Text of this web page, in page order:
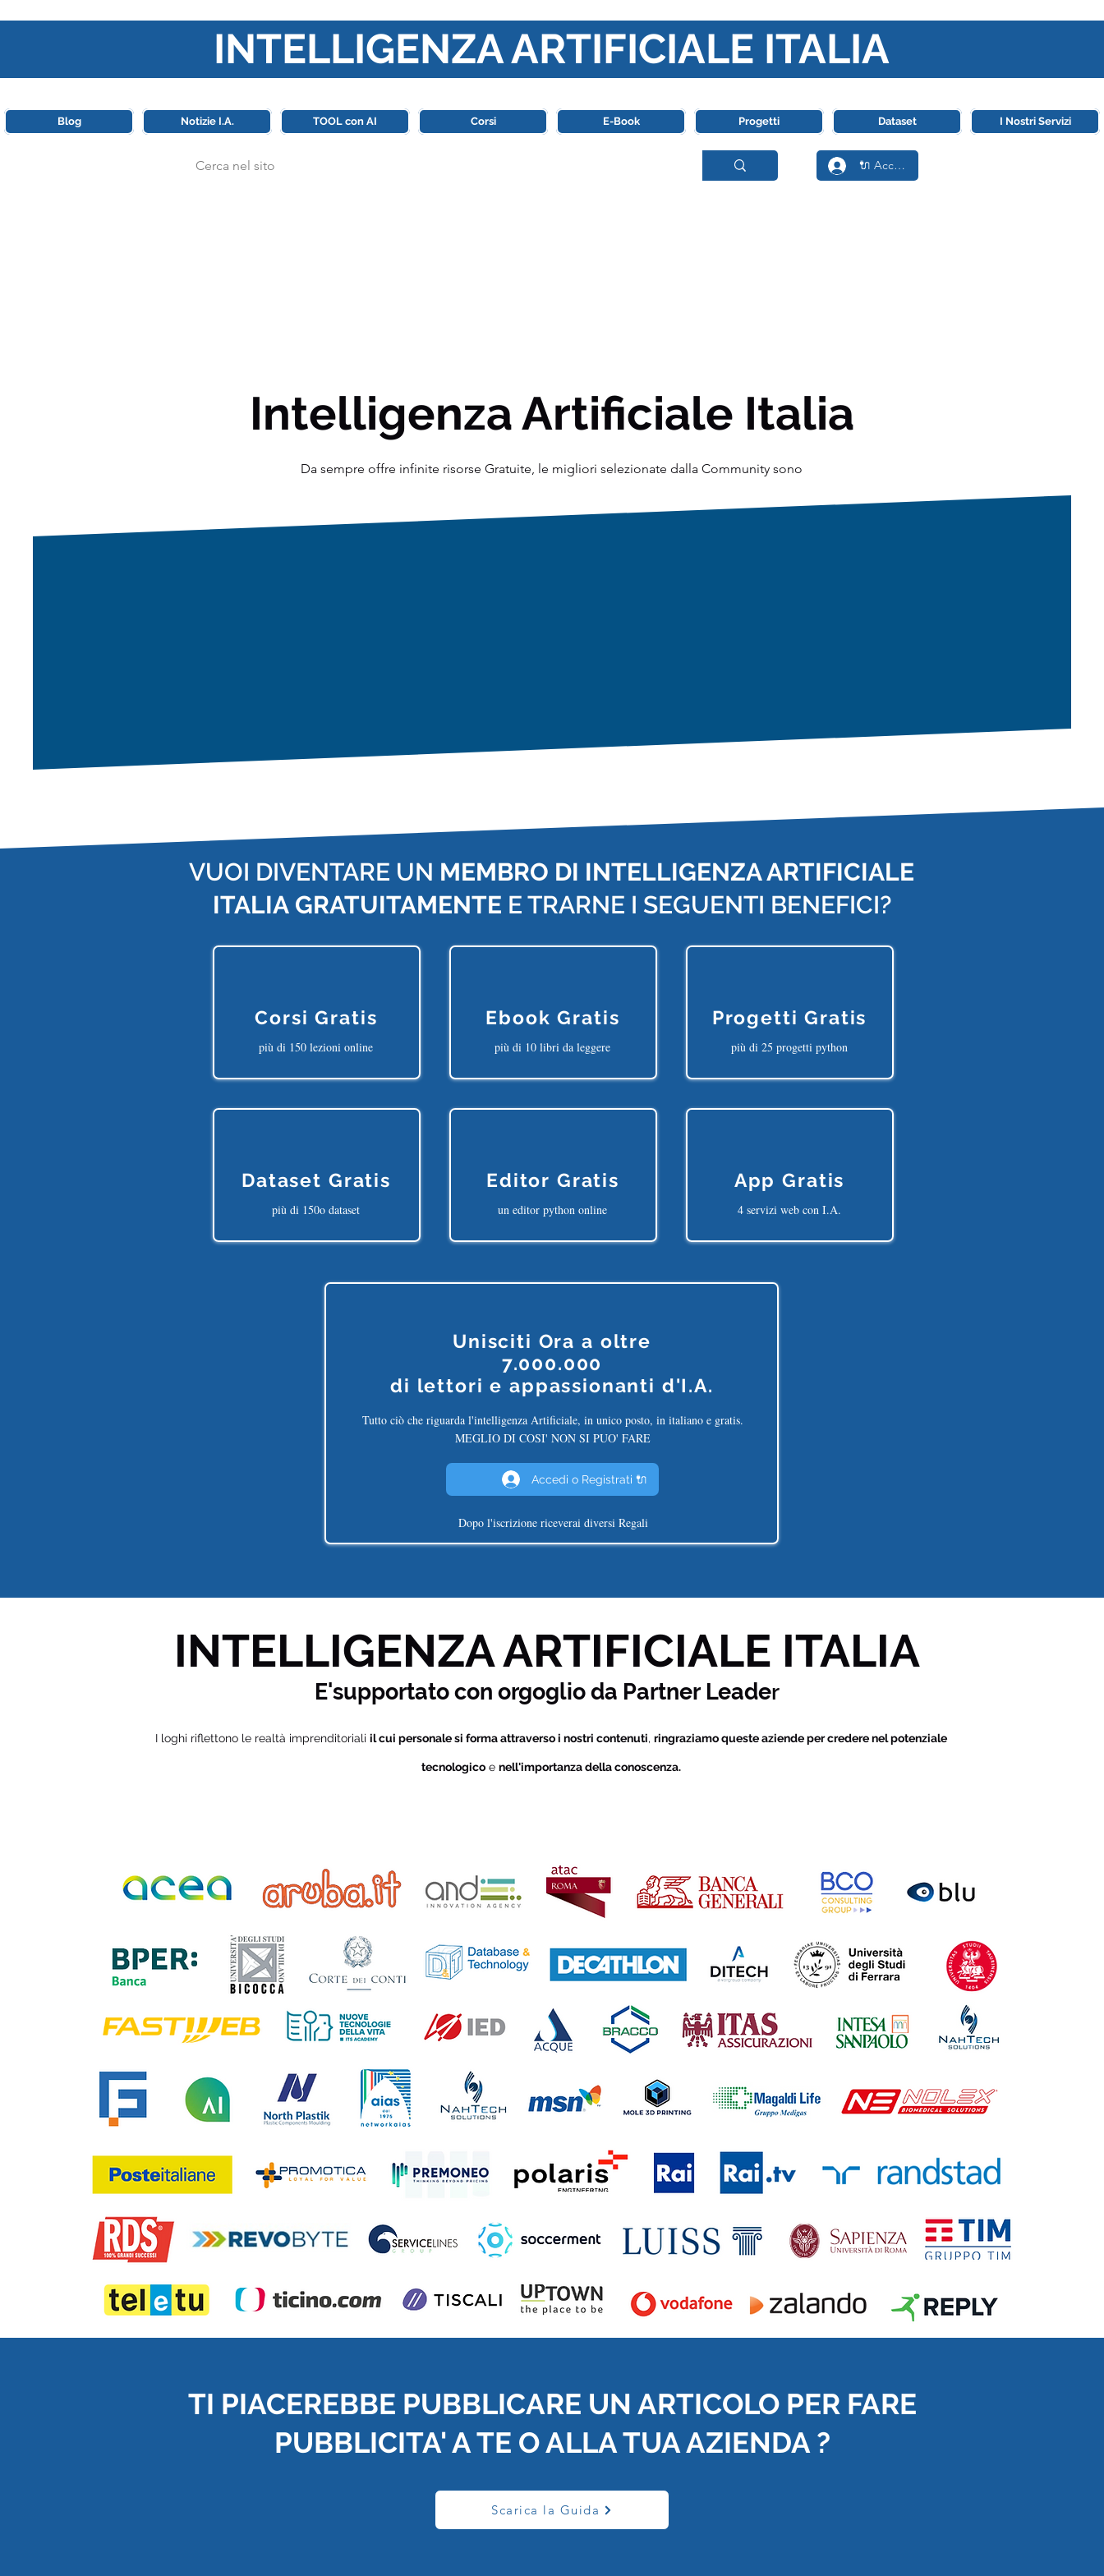
INTELLIGENZA ARTIFICIALE ITALIA
Blog Notizie I.A. TOOL con AI Corsi E-Book Progetti Dataset I Nostri Servizi
🔌 Accedi
Intelligenza Artificiale Italia
Da sempre offre infinite risorse Gratuite, le migliori selezionate dalla Community sono
VUOI DIVENTARE UN MEMBRO DI INTELLIGENZA ARTIFICIALE
ITALIA GRATUITAMENTE E TRARNE I SEGUENTI BENEFICI?
Corsi Gratis
più di 150 lezioni online
Dataset Gratis
più di 150o dataset
Ebook Gratis
più di 10 libri da leggere
Editor Gratis
un editor python online
Progetti Gratis
più di 25 progetti python
App Gratis
4 servizi web con I.A.
Unisciti Ora a oltre
7.000.000
di lettori e appassionanti d'I.A.
Tutto ciò che riguarda l'intelligenza Artificiale, in unico posto, in italiano e gratis.
MEGLIO DI COSI' NON SI PUO' FARE
Accedi o Registrati 🔌
Dopo l'iscrizione riceverai diversi Regali
INTELLIGENZA ARTIFICIALE ITALIA
E'supportato con orgoglio da Partner Leader
I loghi riflettono le realtà imprenditoriali il cui personale si forma attraverso i nostri contenuti, ringraziamo queste aziende per credere nel potenziale
tecnologico e nell'importanza della conoscenza.
TI PIACEREBBE PUBBLICARE UN ARTICOLO PER FARE
PUBBLICITA' A TE O ALLA TUA AZIENDA ?
Scarica la Guida